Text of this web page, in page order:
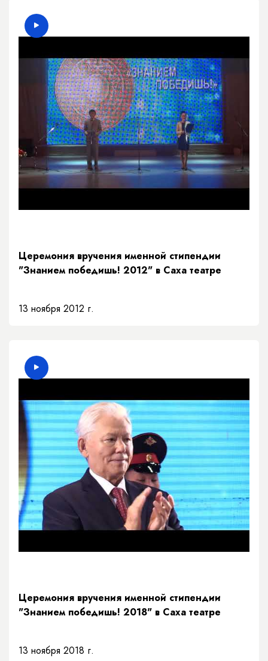
Церемония вручения именной стипендии
"Знанием победишь! 2012" в Саха театре
13 ноября 2012 г.
Церемония вручения именной стипендии
"Знанием победишь! 2018" в Саха театре
13 ноября 2018 г.